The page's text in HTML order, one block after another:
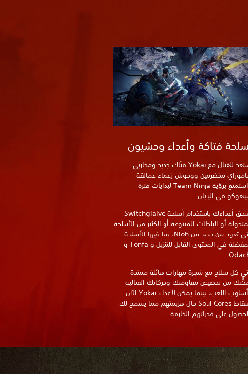
فتاكة وأعداء وحشيون
استعد للقتال مع Yokai فتَّاك جديد ومحاربي
مخضرمين ووحوش زعماء عمالقة
واستمتع برؤية Team Ninja لبدايات فترة
في اليابان.
اسحق أعداءك باستخدام أسلحة Switchglaive
أو البلطات المتنوعة أو الكثير من الأسلحة
التي تعود من جديد من Nioh، بما فيها الأسلحة
المفضلة في المحتوى القابل للتنزيل و Tonfa و
كل سلاح مع شجرة مهارات هائلة ممتدة
من تخصيص مقاومتك وحركاتك القتالية
وأسلوب اللعب، بينما يمكن لأعداء Yokai الآن
إسقاط Soul Cores حال هزيمتهم مما يسمح لك
على قدراتهم الخارقة.